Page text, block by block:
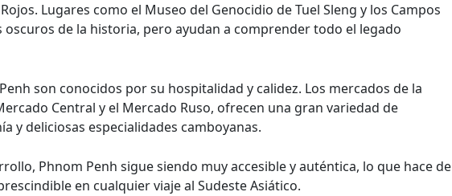
Lugares como el Museo del Genocidio de Tuel Sleng y los Campos
de la historia, pero ayudan a comprender todo el legado
son conocidos por su hospitalidad y calidez. Los mercados de la
Central y el Mercado Ruso, ofrecen una gran variedad de
y deliciosas especialidades camboyanas.
Phnom Penh sigue siendo muy accesible y auténtica, lo que hace de
en cualquier viaje al Sudeste Asiático.